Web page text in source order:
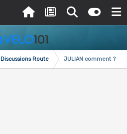
Discussions Route JULIAN comment ?